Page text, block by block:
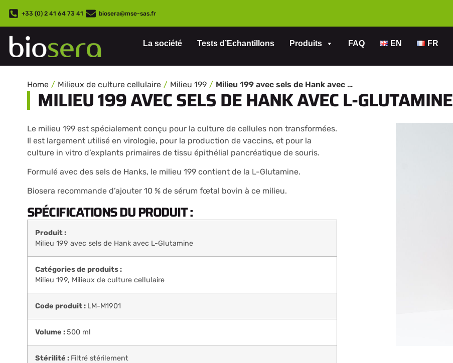
+33 (0) 2 41 64 73 41 biosera@mse-sas.fr
La société Tests d’Echantillons Produits FAQ EN FR
Home Milieux de culture cellulaire Milieu 199 Milieu 199 avec sels de Hank avec L-Glutamine
MILIEU 199 AVEC SELS DE HANK AVEC L-GLUTAMINE
Le milieu 199 est spécialement conçu pour la culture de cellules non transformées.
Il est largement utilisé en virologie, pour la production de vaccins, et pour la
culture in vitro d’explants primaires de tissu épithélial pancréatique de souris.
Formulé avec des sels de Hanks, le milieu 199 contient de la L-Glutamine.
Biosera recommande d’ajouter 10 % de sérum fœtal bovin à ce milieu.
SPÉCIFICATIONS DU PRODUIT :
Produit :
Milieu 199 avec sels de Hank avec L-Glutamine
Catégories de produits :
Milieu 199, Milieux de culture cellulaire
Code produit : LM-M1901
Volume :500 ml
Stérilité : Filtré stérilement